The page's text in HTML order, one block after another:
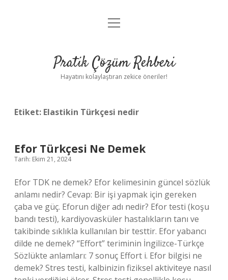
Anasayfa
Yasal Uyarı
menüyü
Pratik Çözüm Rehberi
Hayatını kolaylaştıran zekice öneriler!
Etiket: Elastikin Türkçesi nedir
Efor Türkçesi Ne Demek
Tarih: Ekim 21, 2024
Efor TDK ne demek? Efor kelimesinin güncel sözlük
anlamı nedir? Cevap: Bir işi yapmak için gereken
çaba ve güç. Eforun diğer adı nedir? Efor testi (koşu
bandı testi), kardiyovasküler hastalıkların tanı ve
takibinde sıklıkla kullanılan bir testtir. Efor yabancı
dilde ne demek? “Effort” teriminin İngilizce-Türkçe
Sözlükte anlamları: 7 sonuç Effort i. Efor bilgisi ne
demek? Stres testi, kalbinizin fiziksel aktiviteye nasıl